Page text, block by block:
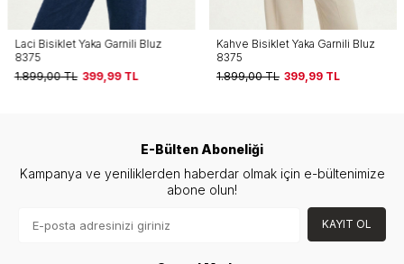
Laci Bisiklet Yaka Garnili Bluz
8375
1.899,00TL 399,99TL
Kahve Bisiklet Yaka Garnili Bluz
8375
1.899,00TL 399,99TL
E-Bülten Aboneliği
Kampanya ve yeniliklerden haberdar olmak için e-bültenimize
abone olun!
KAYIT OL